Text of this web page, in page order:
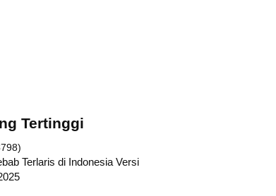
Tertinggi
Terlaris di Indonesia Versi